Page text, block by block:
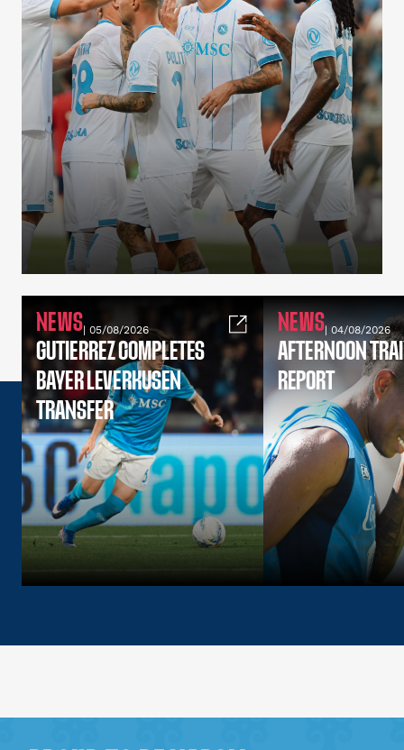
NEWS| 05/08/2026
GUTIERREZ COMPLETES
BAYER LEVERKUSEN
TRANSFER
NEWS| 04/08/2026
AFTERNOON
REPORT